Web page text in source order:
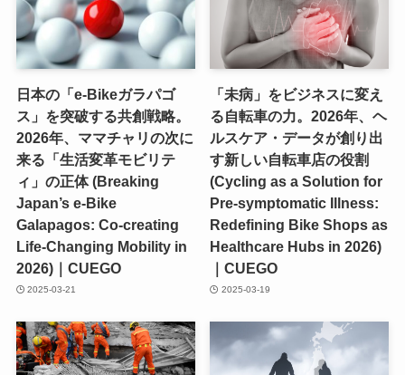
日本の「e-Bikeガラパゴ
ス」を突破する共創戦略。
2026年、ママチャリの次に
来る「生活変革モビリテ
ィ」の正体 (Breaking
Japan’s e-Bike
Galapagos: Co-creating
Life-Changing Mobility in
2026)｜CUEGO
2025-03-21
「未病」をビジネスに変え
る自転車の力。2026年、ヘ
ルスケア・データが創り出
す新しい自転車店の役割
(Cycling as a Solution for
Pre-symptomatic Illness:
Redefining Bike Shops as
Healthcare Hubs in 2026)
｜CUEGO
2025-03-19